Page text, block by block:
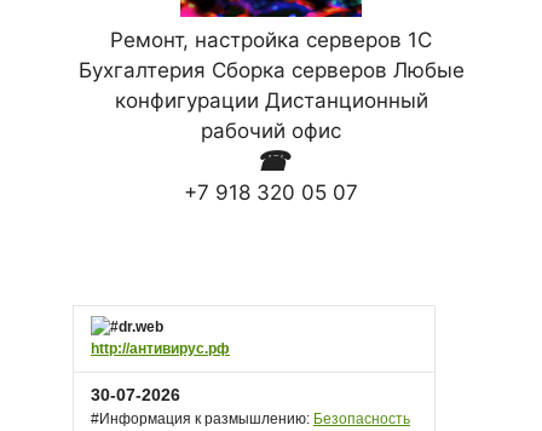
Ремонт, настройка серверов 1С
Бухгалтерия Сборка серверов Любые
конфигурации Дистанционный
рабочий офис
☎
+7 918 320 05 07
http://антивирус.рф
30-07-2026
#Информация к размышлению: Безопасность